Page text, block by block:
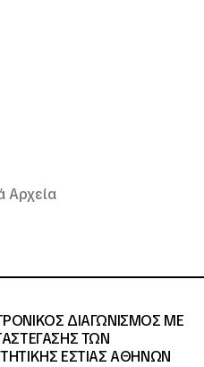
Αρχεία
ΔΙΑΓΩΝΙΣΜΟΣ ΜΕ
ΤΩΝ
ΕΣΤΙΑΣ ΑΘΗΝΩΝ